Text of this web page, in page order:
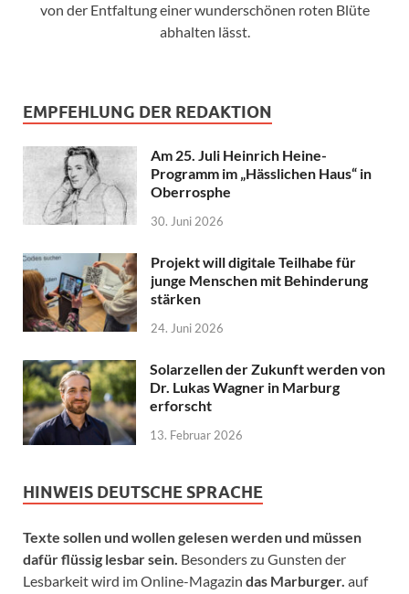
von der Entfaltung einer wunderschönen roten Blüte
abhalten lässt.
EMPFEHLUNG DER REDAKTION
Am 25. Juli Heinrich Heine-
Programm im „Hässlichen Haus“ in
Oberrosphe
30. Juni 2026
Projekt will digitale Teilhabe für
junge Menschen mit Behinderung
stärken
24. Juni 2026
Solarzellen der Zukunft werden von
Dr. Lukas Wagner in Marburg
erforscht
13. Februar 2026
HINWEIS DEUTSCHE SPRACHE
Texte sollen und wollen gelesen werden und müssen
dafür flüssig lesbar sein. Besonders zu Gunsten der
Lesbarkeit wird im Online-Magazin das Marburger. auf